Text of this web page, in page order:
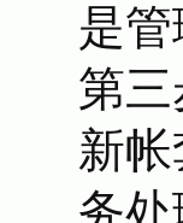
是
第
新
务